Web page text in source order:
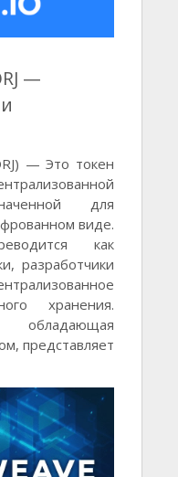
—
— Это токен
для
виде.
как
разработчики
хранения.
обладающая
представляет